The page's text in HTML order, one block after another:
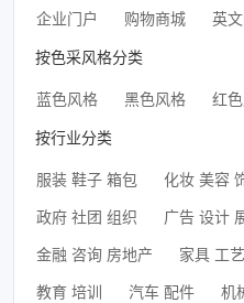
企业门户 购物商城 英
按色采风格分类
蓝色风格 黑色风格 红
按行业分类
服装 鞋子 箱包 化妆 美容
政府 社团 组织 广告 设计
金融 咨询 房地产 家具 工
教育 培训 汽车 配件 机